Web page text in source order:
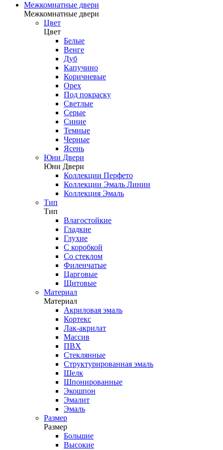
Межкомнатные двери
Межкомнатные двери
Цвет
Цвет
Белые
Венге
Дуб
Капучино
Коричневые
Орех
Под покраску
Светлые
Серые
Синие
Темные
Черные
Ясень
Юни Двери
Юни Двери
Коллекции Перфето
Коллекции Эмаль Линии
Коллекция Эмаль
Тип
Тип
Влагостойкие
Гладкие
Глухие
С коробкой
Со стеклом
Филенчатые
Царговые
Щитовые
Материал
Материал
Акриловая эмаль
Кортекс
Лак-акрилат
Массив
ПВХ
Стеклянные
Структурированная эмаль
Шелк
Шпонированные
Экошпон
Эмалит
Эмаль
Размер
Размер
Большие
Высокие